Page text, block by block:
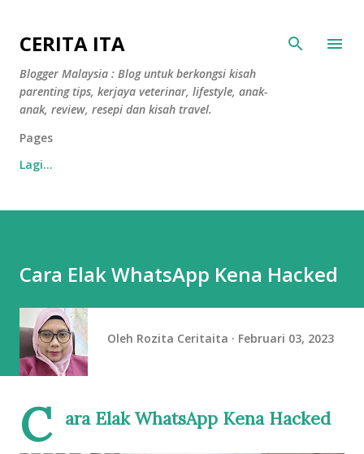
CERITA ITA
Blogger Malaysia : Blog untuk berkongsi kisah
parenting tips, kerjaya veterinar, lifestyle, anak-
anak, review, resepi dan kisah travel.
Pages
Lagi…
Cara Elak WhatsApp Kena Hacked
Oleh Rozita Ceritaita Februari 03, 2023
C ara Elak WhatsApp Kena Hacked